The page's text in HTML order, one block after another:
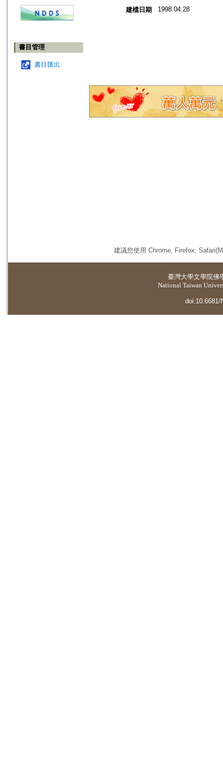
書目管理
書目匯出
建檔日期 1998.04.28
建議您使用 Chrome, Firefox,
臺灣大學文學院佛
National Taiwan
doi:10.6681/